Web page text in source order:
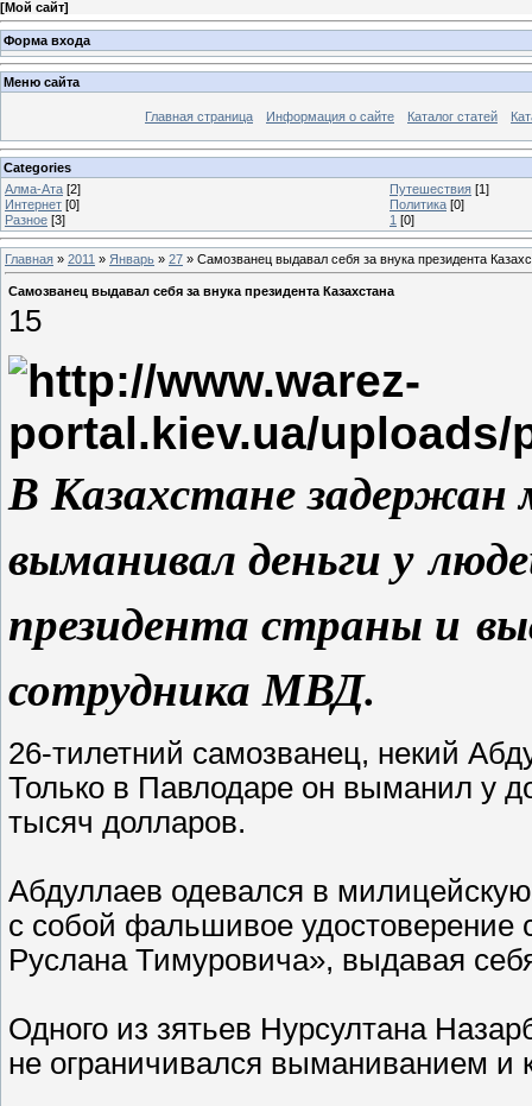
[Мой сайт]
Форма входа
Меню сайта
Главная страница Информация о сайте Каталог статей
Categories
Алма-Ата [2] Путешествия [1]
Интернет [0] Политика [0]
Разное [3] 1 [0]
Главная » 2011 » Январь » 27 » Самозванец выдавал себя за внука президента
Самозванец выдавал себя за внука президента Казахстана
15
В Казахстане
выманивал деньги у
президента страны и
сотрудника МВД.
26-тилетний самозванец, некий
Только в Павлодаре он выманил у
тысяч долларов.
Абдуллаев одевался в
с собой фальшивое
Руслана Тимуровича», выдавая
Одного из зятьев Нурсултана
не ограничивался выманиванием и